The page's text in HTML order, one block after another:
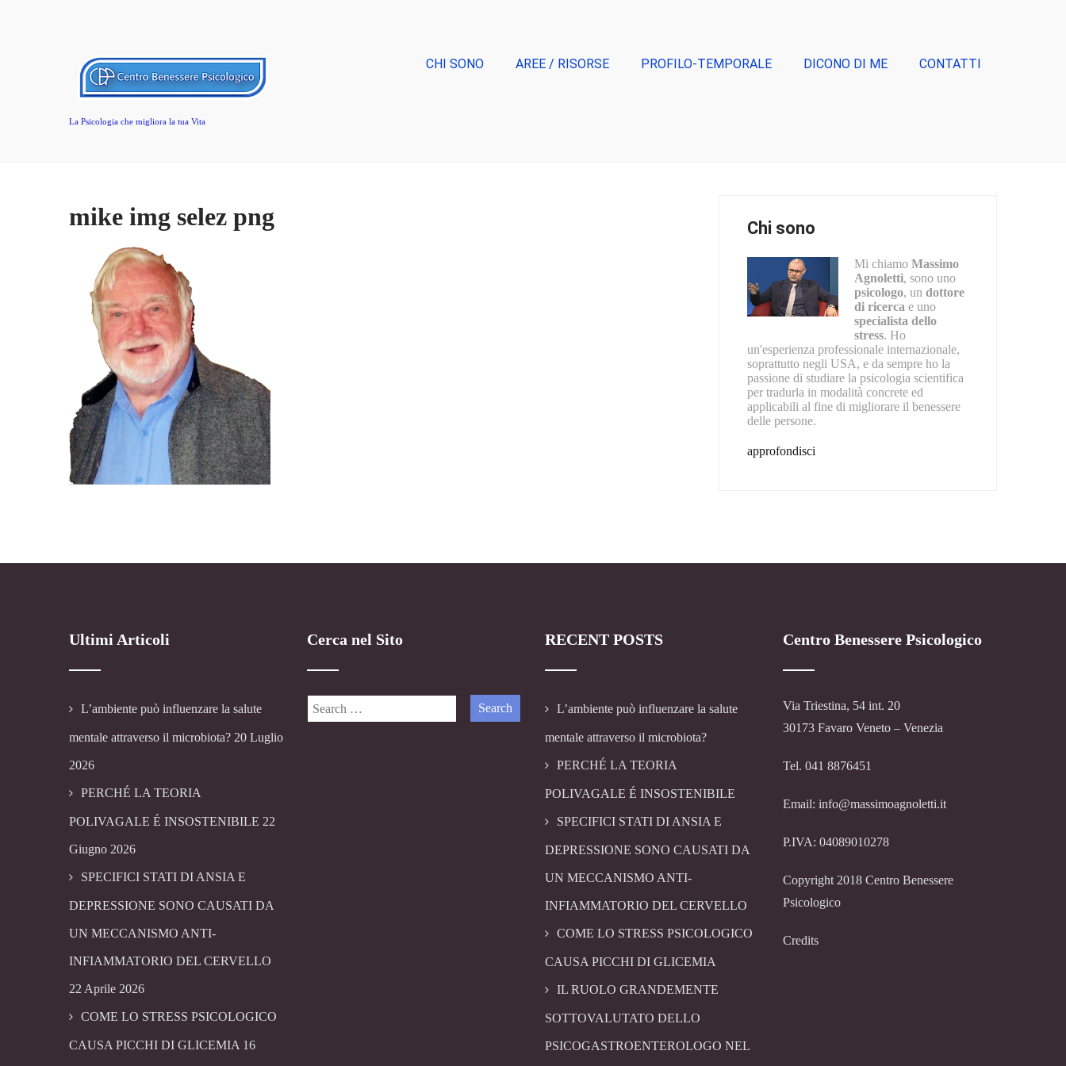
La Psicologia che migliora la tua Vita
CHI SONO AREE / RISORSE PROFILO-TEMPORALE DICONO DI ME CONTATTI
mike img selez png Chi sono
Mi chiamoMassimo
Agnoletti, sono uno
psicologo, undottore
di ricerca e uno
specialista dello
stress. Ho
un'esperienza professionale internazionale,
soprattutto negli USA, e da sempre ho la
passione di studiare la psicologia scientifica
per tradurla in modalità concrete ed
applicabili al fine di migliorare il benessere
delle persone.
approfondisci
Ultimi Articoli
L’ambiente può influenzare la salute
mentale attraverso il microbiota? 20 Luglio
2026
PERCHÉ LA TEORIA
POLIVAGALE É INSOSTENIBILE 22
Giugno 2026
SPECIFICI STATI DI ANSIA E
DEPRESSIONE SONO CAUSATI DA
UN MECCANISMO ANTI-
INFIAMMATORIO DEL CERVELLO
22 Aprile 2026
COME LO STRESS PSICOLOGICO
CAUSA PICCHI DI GLICEMIA 16
Cerca nel Sito RECENT POSTS
L’ambiente può influenzare la salute
mentale attraverso il microbiota?
PERCHÉ LA TEORIA
POLIVAGALE É INSOSTENIBILE
SPECIFICI STATI DI ANSIA E
DEPRESSIONE SONO CAUSATI DA
UN MECCANISMO ANTI-
INFIAMMATORIO DEL CERVELLO
COME LO STRESS PSICOLOGICO
CAUSA PICCHI DI GLICEMIA
IL RUOLO GRANDEMENTE
SOTTOVALUTATO DELLO
PSICOGASTROENTEROLOGO NEL
Centro Benessere Psicologico
Via Triestina, 54 int. 20
30173 Favaro Veneto – Venezia
Tel. 041 8876451
Email: info@massimoagnoletti.it
P.IVA: 04089010278
Copyright 2018 Centro Benessere
Psicologico
Credits